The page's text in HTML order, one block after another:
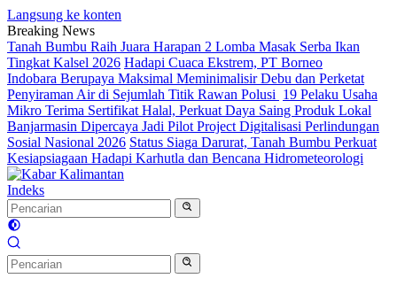
Langsung ke konten
Breaking News
Tanah Bumbu Raih Juara Harapan 2 Lomba Masak Serba Ikan
Tingkat Kalsel 2026 Hadapi Cuaca Ekstrem, PT Borneo
Indobara Berupaya Maksimal Meminimalisir Debu dan Perketat
Penyiraman Air di Sejumlah Titik Rawan Polusi 19 Pelaku Usaha
Mikro Terima Sertifikat Halal, Perkuat Daya Saing Produk Lokal
Banjarmasin Dipercaya Jadi Pilot Project Digitalisasi Perlindungan
Sosial Nasional 2026 Status Siaga Darurat, Tanah Bumbu Perkuat
Kesiapsiagaan Hadapi Karhutla dan Bencana Hidrometeorologi
Indeks